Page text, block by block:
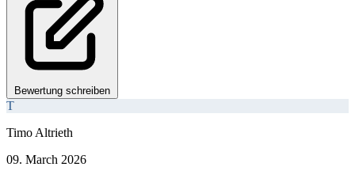
Bewertung schreiben
T
Timo Altrieth
09. March 2026